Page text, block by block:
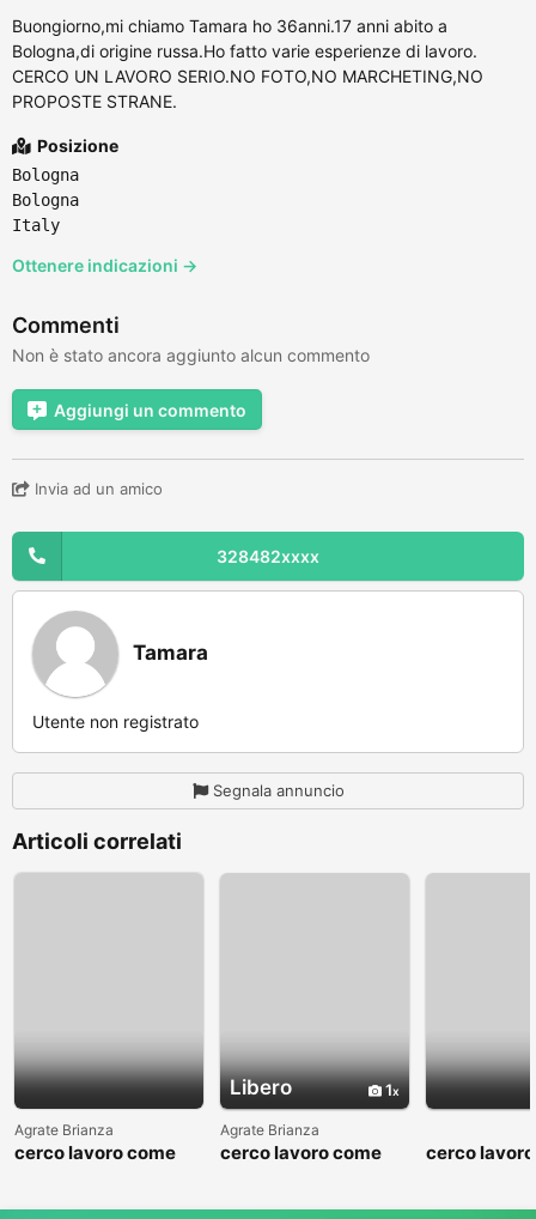
Buongiorno,mi chiamo Tamara ho 36anni.17 anni abito a
Bologna,di origine russa.Ho fatto varie esperienze di lavoro.
CERCO UN LAVORO SERIO.NO FOTO,NO MARCHETING,NO
PROPOSTE STRANE.
Posizione
Bologna
Bologna
Italy
Ottenere indicazioni →
Commenti
Non è stato ancora aggiunto alcun commento
Aggiungi un commento
Invia ad un amico
328482xxxx
Tamara
Utente non registrato
Segnala annuncio
Articoli correlati
Agrate Brianza
cerco lavoro come
Libero 1
Agrate Brianza
cerco lavoro come
cerco